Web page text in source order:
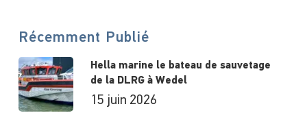
Récemment Publié
Hella marine le bateau de sauvetage
de la DLRG à Wedel
15 juin 2026